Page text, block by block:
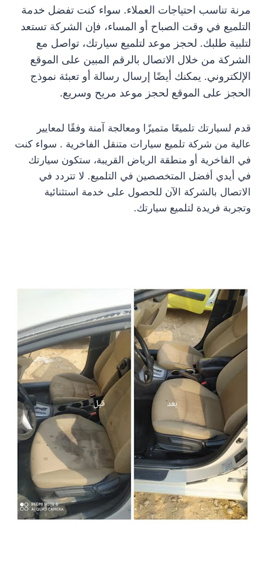
مرنة تناسب احتياجات العملاء. سواء كنت تفضل خدمة
التلميع في وقت الصباح أو المساء، فإن الشركة تستعد
لتلبية طلبك. لحجز موعد لتلميع سيارتك، تواصل مع
الشركة من خلال الاتصال بالرقم المبين على الموقع
الإلكتروني. يمكنك أيضًا إرسال رسالة أو تعبئة نموذج
الحجز على الموقع لحجز موعد مريح وسريع.
قدم لسيارتك تلميعًا متميزًا ومعالجة آمنة وفقًا لمعايير
عالية من شركة تلميع سيارات متنقل الفاخرية . سواء كنت
في الفاخرية أو منطقة الرياض القريبة، ستكون سيارتك
في أيدي أفضل المتخصصين في التلميع. لا تتردد في
الاتصال بالشركة الآن للحصول على خدمة استثنائية
وتجربة فريدة لتلميع سيارتك.